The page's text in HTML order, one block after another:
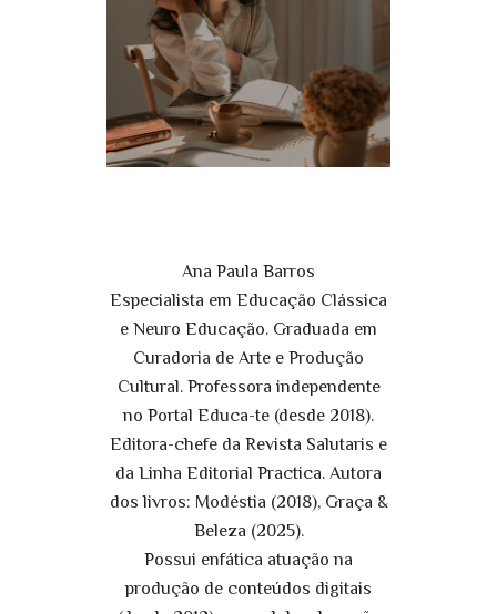
Ana Paula Barros
Especialista em Educação Clássica
e Neuro Educação. Graduada em
Curadoria de Arte e Produção
Cultural. Professora independente
no Portal Educa-te (desde 2018).
Editora-chefe da Revista Salutaris e
da Linha Editorial Practica. Autora
dos livros: Modéstia (2018), Graça &
Beleza (2025).
Possui enfática atuação na
produção de conteúdos digitais